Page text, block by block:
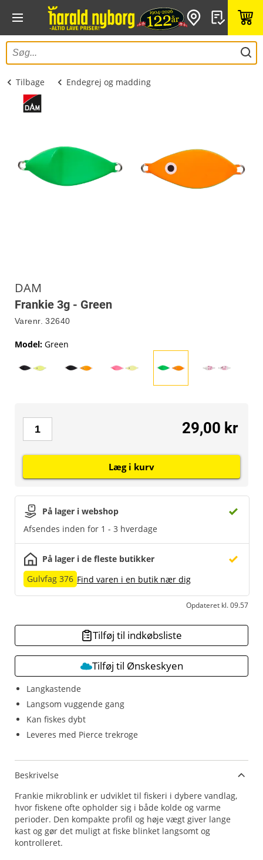
Tilbage Endegrej og madding
DAM
Frankie 3g - Green
Varenr. 32640
Langkastende
Langsom vuggende gang
Kan fiskes dybt
Leveres med Pierce trekroge
Model: Green
På lager i webshop
Afsendes inden for 1 - 3 hverdage
På lager i de fleste butikker
Gulvfag 376 Find varen i en butik nær dig
Opdateret kl. 09.57
29,00 kr
Læg i kurv
Tilføj til indkøbsliste
Tilføj til Ønskeskyen
Beskrivelse
Frankie mikroblink er udviklet til fiskeri i dybere vandlag,
hvor fiskene ofte opholder sig i både kolde og varme
perioder. Den kompakte profil og høje vægt giver lange
kast og gør det muligt at fiske blinket langsomt og
kontrolleret.